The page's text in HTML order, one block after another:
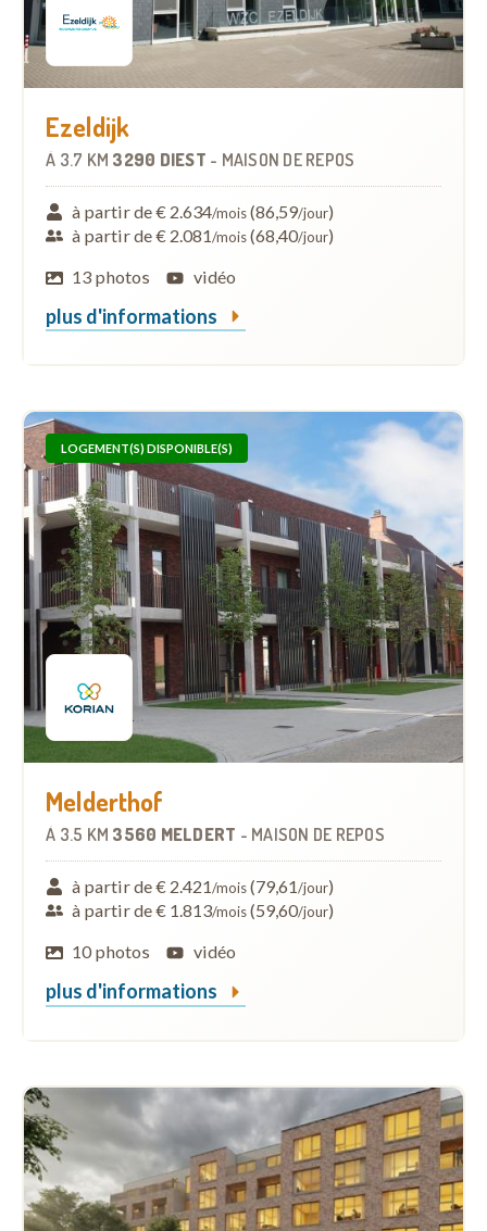
Ezeldijk
À 3.7 KM 3290 DIEST - MAISON DE REPOS
à partir de € 2.634/mois(86,59/jour)
à partir de € 2.081/mois(68,40/jour)
13 photos
vidéo
plus d'informations
LOGEMENT(S) DISPONIBLE(S)
Melderthof
À 3.5 KM 3560 MELDERT - MAISON DE REPOS
à partir de € 2.421/mois(79,61/jour)
à partir de € 1.813/mois(59,60/jour)
10 photos
vidéo
plus d'informations